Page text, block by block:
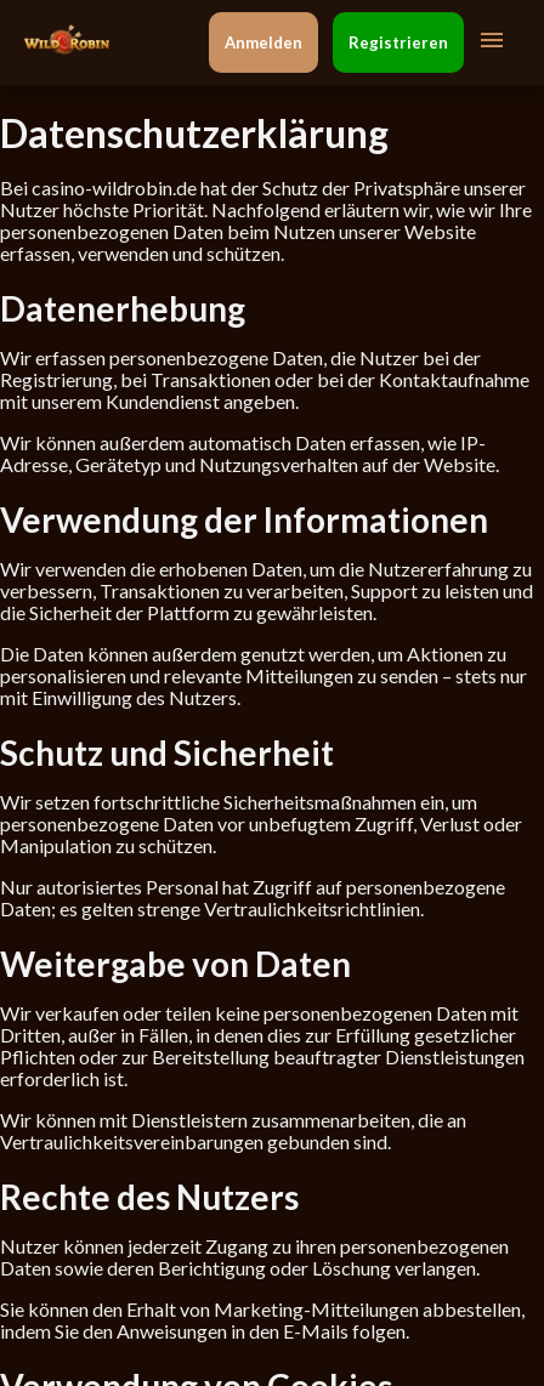
Anmelden Registrieren
Datenschutzerklärung
Bei casino-wildrobin.de hat der Schutz der Privatsphäre unserer
Nutzer höchste Priorität. Nachfolgend erläutern wir, wie wir Ihre
personenbezogenen Daten beim Nutzen unserer Website
erfassen, verwenden und schützen.
Datenerhebung
Wir erfassen personenbezogene Daten, die Nutzer bei der
Registrierung, bei Transaktionen oder bei der Kontaktaufnahme
mit unserem Kundendienst angeben.
Wir können außerdem automatisch Daten erfassen, wie IP-
Adresse, Gerätetyp und Nutzungsverhalten auf der Website.
Verwendung der Informationen
Wir verwenden die erhobenen Daten, um die Nutzererfahrung zu
verbessern, Transaktionen zu verarbeiten, Support zu leisten und
die Sicherheit der Plattform zu gewährleisten.
Die Daten können außerdem genutzt werden, um Aktionen zu
personalisieren und relevante Mitteilungen zu senden – stets nur
mit Einwilligung des Nutzers.
Schutz und Sicherheit
Wir setzen fortschrittliche Sicherheitsmaßnahmen ein, um
personenbezogene Daten vor unbefugtem Zugriff, Verlust oder
Manipulation zu schützen.
Nur autorisiertes Personal hat Zugriff auf personenbezogene
Daten; es gelten strenge Vertraulichkeitsrichtlinien.
Weitergabe von Daten
Wir verkaufen oder teilen keine personenbezogenen Daten mit
Dritten, außer in Fällen, in denen dies zur Erfüllung gesetzlicher
Pflichten oder zur Bereitstellung beauftragter Dienstleistungen
erforderlich ist.
Wir können mit Dienstleistern zusammenarbeiten, die an
Vertraulichkeitsvereinbarungen gebunden sind.
Rechte des Nutzers
Nutzer können jederzeit Zugang zu ihren personenbezogenen
Daten sowie deren Berichtigung oder Löschung verlangen.
Sie können den Erhalt von Marketing-Mitteilungen abbestellen,
indem Sie den Anweisungen in den E-Mails folgen.